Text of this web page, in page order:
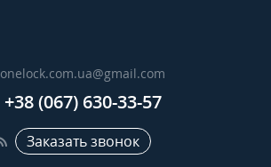
onelock.com.ua@gmail.com
+38 (067) 630-33-57
Заказать звонок